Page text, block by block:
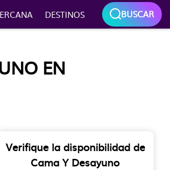
DESTINOS BUSCAR
EN
Verifique la disponibilidad de
Cama Y Desayuno